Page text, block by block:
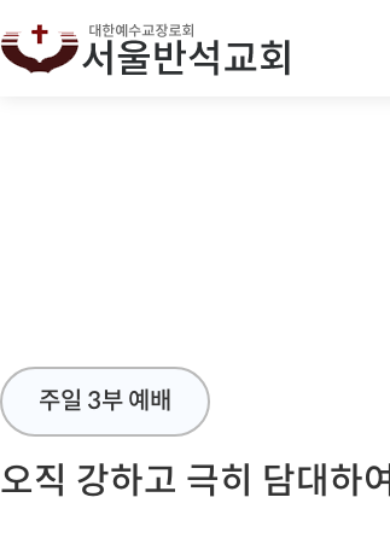
주일 3부 예배
오직 강하고 극히 담대하여